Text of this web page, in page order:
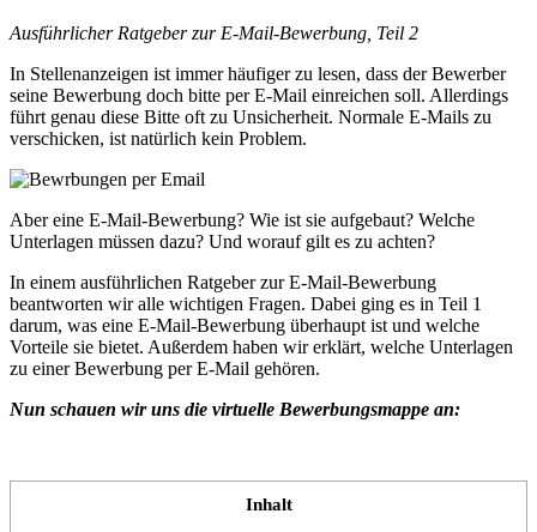
Ausführlicher Ratgeber zur E-Mail-Bewerbung, Teil 2
In Stellenanzeigen ist immer häufiger zu lesen, dass der Bewerber
seine Bewerbung doch bitte per E-Mail einreichen soll. Allerdings
führt genau diese Bitte oft zu Unsicherheit. Normale E-Mails zu
verschicken, ist natürlich kein Problem.
Aber eine E-Mail-Bewerbung? Wie ist sie aufgebaut? Welche
Unterlagen müssen dazu? Und worauf gilt es zu achten?
In einem ausführlichen Ratgeber zur E-Mail-Bewerbung
beantworten wir alle wichtigen Fragen. Dabei ging es in Teil 1
darum, was eine E-Mail-Bewerbung überhaupt ist und welche
Vorteile sie bietet. Außerdem haben wir erklärt, welche Unterlagen
zu einer Bewerbung per E-Mail gehören.
Nun schauen wir uns die virtuelle Bewerbungsmappe an:
Inhalt